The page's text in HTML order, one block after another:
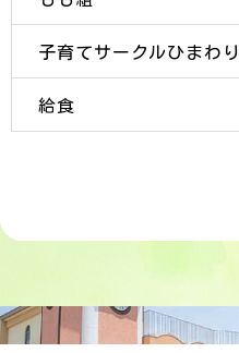
子育てサークルひまわり
給食